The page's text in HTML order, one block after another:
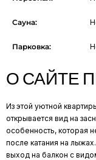
Сауна:
Парковка:
О САЙТЕ
Из этой уютной
открывается вид на
особенность, которая
после катания на
выход на балкон с